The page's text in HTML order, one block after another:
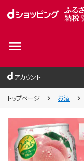
アカウント
トップページ お酒